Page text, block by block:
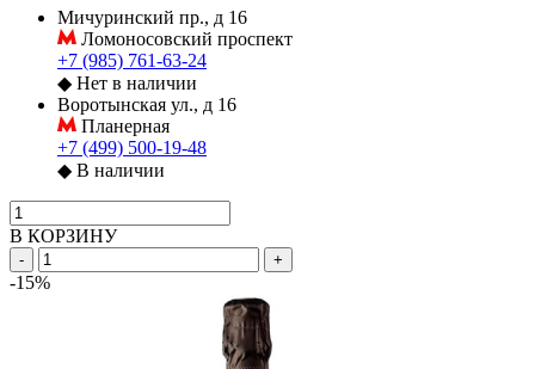
Мичуринский пр., д 16
Ломоносовский проспект
+7 (985) 761-63-24
◆ Нет в наличии
Воротынская ул., д 16
Планерная
+7 (499) 500-19-48
◆ В наличии
В КОРЗИНУ
- +
-15%